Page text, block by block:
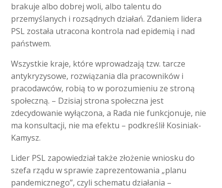
brakuje albo dobrej woli, albo talentu do
przemyślanych i rozsądnych działań. Zdaniem lidera
PSL została utracona kontrola nad epidemią i nad
państwem.
Wszystkie kraje, które wprowadzają tzw. tarcze
antykryzysowe, rozwiązania dla pracowników i
pracodawców, robią to w porozumieniu ze stroną
społeczną. – Dzisiaj strona społeczna jest
zdecydowanie wyłączona, a Rada nie funkcjonuje, nie
ma konsultacji, nie ma efektu – podkreślił Kosiniak-
Kamysz.
Lider PSL zapowiedział także złożenie wniosku do
szefa rządu w sprawie zaprezentowania „planu
pandemicznego”, czyli schematu działania –